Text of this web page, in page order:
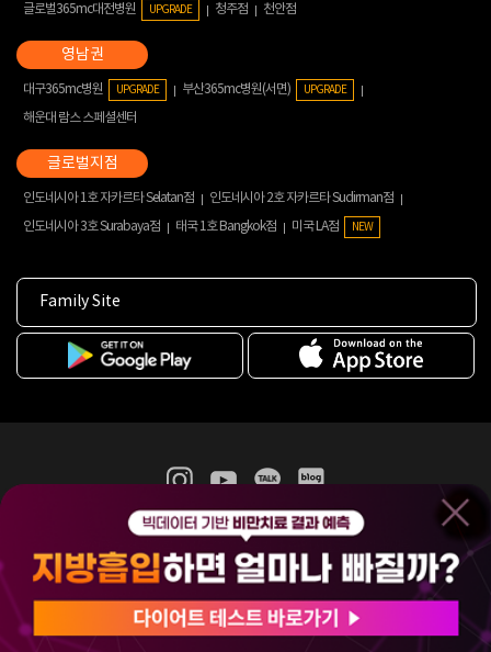
글로벌365mc대전병원 UPGRADE 청주점 천안점
대구365mc병원 UPGRADE 부산365mc병원(서면) UPGRADE
해운대 람스 스페셜센터
인도네시아 1호 자카르타 Selatan점
인도네시아 2호 자카르타 Sudirman점
인도네시아 3호 Surabaya점
태국 1호 Bangkok점 미국 LA점 NEW
Family Site
365mc 병·의원 이용약관
홈페이지 이용약관
비급여진료수가
(주)365mcㅣ서울특별시 서초구 서초대로52길 7, 3~4층(서초동, 제일빌딩)
120-87-04354ㅣ김남철
COPYRIGHT(C) 2025 365mc. ALL RIGHTS RESERVED.